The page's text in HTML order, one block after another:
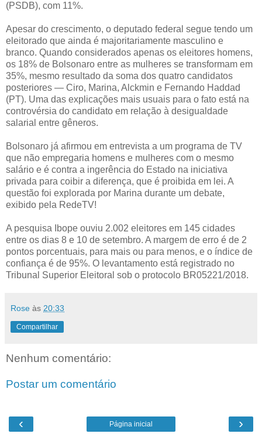
(PSDB), com 11%.
Apesar do crescimento, o deputado federal segue tendo um
eleitorado que ainda é majoritariamente masculino e
branco. Quando considerados apenas os eleitores homens,
os 18% de Bolsonaro entre as mulheres se transformam em
35%, mesmo resultado da soma dos quatro candidatos
posteriores — Ciro, Marina, Alckmin e Fernando Haddad
(PT). Uma das explicações mais usuais para o fato está na
controvérsia do candidato em relação à desigualdade
salarial entre gêneros.
Bolsonaro já afirmou em entrevista a um programa de TV
que não empregaria homens e mulheres com o mesmo
salário e é contra a ingerência do Estado na iniciativa
privada para coibir a diferença, que é proibida em lei. A
questão foi explorada por Marina durante um debate,
exibido pela RedeTV!
A pesquisa Ibope ouviu 2.002 eleitores em 145 cidades
entre os dias 8 e 10 de setembro. A margem de erro é de 2
pontos porcentuais, para mais ou para menos, e o índice de
confiança é de 95%. O levantamento está registrado no
Tribunal Superior Eleitoral sob o protocolo BR05221/2018.
Rose às 20:33
Compartilhar
Nenhum comentário:
Postar um comentário
‹ ›
Página inicial